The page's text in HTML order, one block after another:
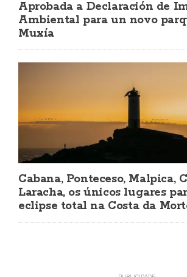
Aprobada a Declaración de
Ambiental para un novo
Muxía
Cabana, Ponteceso, Malpica,
Laracha, os únicos lugares
eclipse total na Costa da